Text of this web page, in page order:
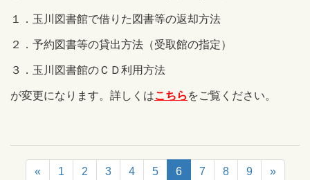
１．玉川図書館で借りた図書等の返却方法
２．予約図書等の貸出方法（受取館の指定）
３．玉川図書館のＣＤ利用方法
が変更になります。詳しくはこちら をご覧ください。
« 1 2 3 4 5 6 7 8 9 »